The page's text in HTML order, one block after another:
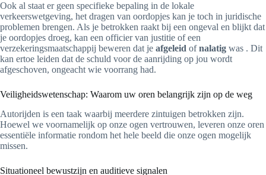
Ook al staat er geen specifieke bepaling in de lokale
verkeerswetgeving, het dragen van oordopjes kan je toch in juridische
problemen brengen. Als je betrokken raakt bij een ongeval en blijkt dat
je oordopjes droeg, kan een officier van justitie of een
verzekeringsmaatschappij beweren dat je afgeleid ofnalatig was . Dit
kan ertoe leiden dat de schuld voor de aanrijding op jou wordt
afgeschoven, ongeacht wie voorrang had.
Veiligheidswetenschap: Waarom uw oren belangrijk zijn op de weg
Autorijden is een taak waarbij meerdere zintuigen betrokken zijn.
Hoewel we voornamelijk op onze ogen vertrouwen, leveren onze oren
essentiële informatie rondom het hele beeld die onze ogen mogelijk
missen.
Situationeel bewustzijn en auditieve signalen